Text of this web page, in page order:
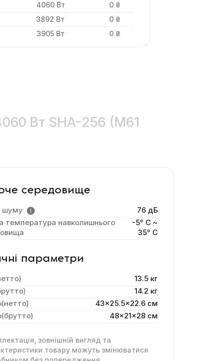
4060 Вт
0 ₴
3892 Вт
0 ₴
3905 Вт 0 ₴
Вт SHA-256 (M61
середовище
шуму
76 дБ
температура навколишнього
-5° C ~
35° C
параметри
13.5 кг
14.2 кг
43x25.5x22.6 cм
48x21x28 см
зовнішній вигляд та
товару можуть змінюватися